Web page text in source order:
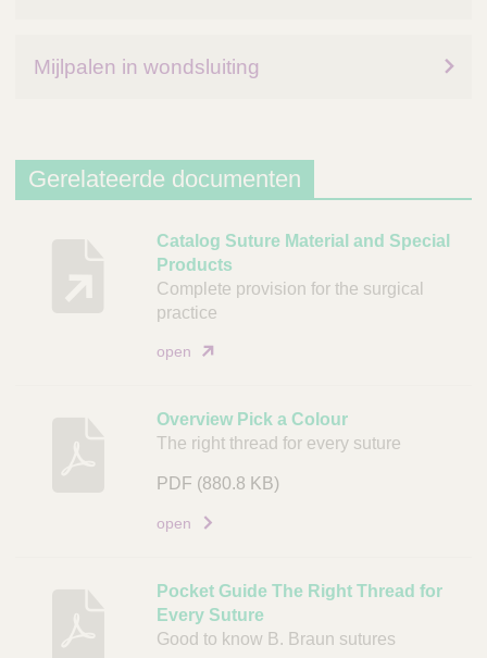
Mijlpalen in wondsluiting
Gerelateerde documenten
B
e
s
c
h
j
v
i
g
o
c
u
Catalog Suture Material and Special
Products
Complete provision for the surgical
practice
open
Overview Pick a Colour
The right thread for every suture
PDF (880.8 KB)
open
Pocket Guide The Right Thread for
Every Suture
Good to know B. Braun sutures